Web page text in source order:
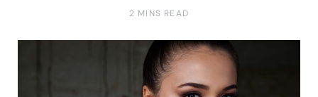
2 MINS READ